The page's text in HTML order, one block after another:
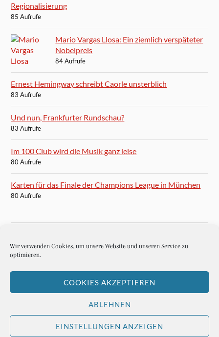
Wir verwenden Cookies, um unsere Website und unseren Service zu
optimieren.
COOKIES AKZEPTIEREN
ABLEHNEN
EINSTELLUNGEN ANZEIGEN
Regionalisierung
85 Aufrufe
Mario Vargas Llosa: Ein ziemlich verspäteter
Nobelpreis
84 Aufrufe
Ernest Hemingway schreibt Caorle unsterblich
83 Aufrufe
Und nun, Frankfurter Rundschau?
83 Aufrufe
Im 100 Club wird die Musik ganz leise
80 Aufrufe
Karten für das Finale der Champions League in München
80 Aufrufe
BLOGROLL
Autoren-Brief
Hemingways Welt